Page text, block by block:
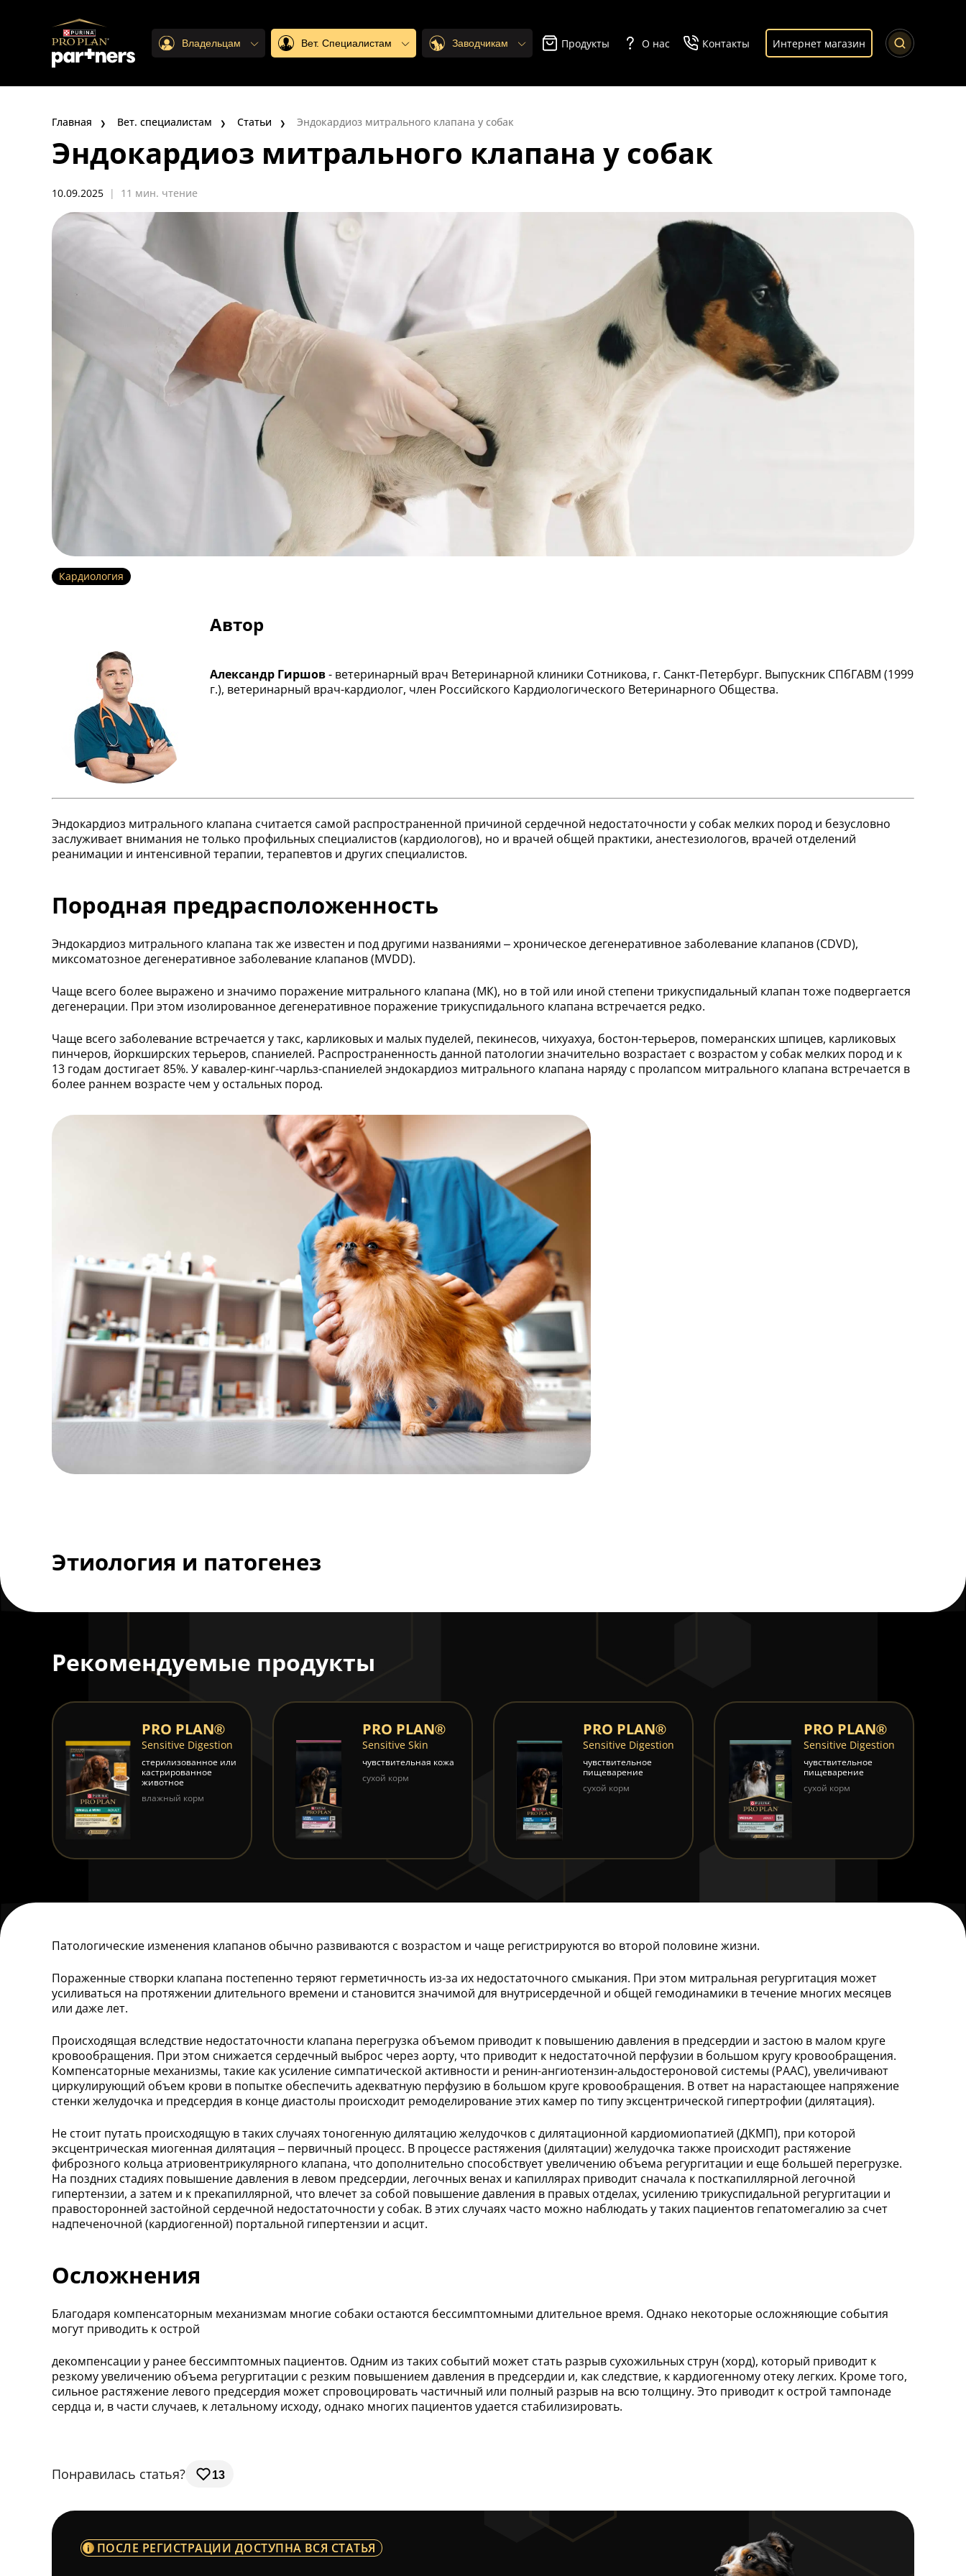
Владельцам Вет. Специалистам Заводчикам Продукты О нас Контакты Интернет магазин
Главная Вет. специалистам Статьи Эндокардиоз митрального клапана у собак
Эндокардиоз митрального клапана у собак
10.09.2025 | 11 мин. чтение
Кардиология
Автор
Александр Гиршов- ветеринарный врач Ветеринарной клиники Сотникова, г. Санкт-Петербург. Выпускник СПбГАВМ (1999
г.), ветеринарный врач-кардиолог, член Российского Кардиологического Ветеринарного Общества.
Эндокардиоз митрального клапана считается самой распространенной причиной сердечной недостаточности у собак мелких пород и безусловно
заслуживает внимания не только профильных специалистов (кардиологов), но и врачей общей практики, анестезиологов, врачей отделений
реанимации и интенсивной терапии, терапевтов и других специалистов.
Породная предрасположенность
Эндокардиоз митрального клапана так же известен и под другими названиями – хроническое дегенеративное заболевание клапанов (CDVD),
миксоматозное дегенеративное заболевание клапанов (MVDD).
Чаще всего более выражено и значимо поражение митрального клапана (МК), но в той или иной степени трикуспидальный клапан тоже подвергается
дегенерации. При этом изолированное дегенеративное поражение трикуспидального клапана встречается редко.
Чаще всего заболевание встречается у такс, карликовых и малых пуделей, пекинесов, чихуахуа, бостон-терьеров, померанских шпицев, карликовых
пинчеров, йоркширских терьеров, спаниелей. Распространенность данной патологии значительно возрастает с возрастом у собак мелких пород и к
13 годам достигает 85%. У кавалер-кинг-чарльз-спаниелей эндокардиоз митрального клапана наряду с пролапсом митрального клапана встречается в
более раннем возрасте чем у остальных пород.
Этиология и патогенез
Рекомендуемые продукты
PRO PLAN®
Sensitive Digestion
стерилизованное или
кастрированное
животное
влажный корм
PRO PLAN®
Sensitive Skin
чувствительная кожа
сухой корм
PRO PLAN®
Sensitive Digestion
чувствительное
пищеварение
сухой корм
PRO PLAN®
Sensitive Digestion
чувствительное
пищеварение
сухой корм
Патологические изменения клапанов обычно развиваются с возрастом и чаще регистрируются во второй половине жизни.
Пораженные створки клапана постепенно теряют герметичность из-за их недостаточного смыкания. При этом митральная регургитация может
усиливаться на протяжении длительного времени и становится значимой для внутрисердечной и общей гемодинамики в течение многих месяцев
или даже лет.
Происходящая вследствие недостаточности клапана перегрузка объемом приводит к повышению давления в предсердии и застою в малом круге
кровообращения. При этом снижается сердечный выброс через аорту, что приводит к недостаточной перфузии в большом кругу кровообращения.
Компенсаторные механизмы, такие как усиление симпатической активности и ренин-ангиотензин-альдостероновой системы (РААС), увеличивают
циркулирующий объем крови в попытке обеспечить адекватную перфузию в большом круге кровообращения. В ответ на нарастающее напряжение
стенки желудочка и предсердия в конце диастолы происходит ремоделирование этих камер по типу эксцентрической гипертрофии (дилятация).
Не стоит путать происходящую в таких случаях тоногенную дилятацию желудочков с дилятационной кардиомиопатией (ДКМП), при которой
эксцентрическая миогенная дилятация – первичный процесс. В процессе растяжения (дилятации) желудочка также происходит растяжение
фиброзного кольца атриовентрикулярного клапана, что дополнительно способствует увеличению объема регургитации и еще большей перегрузке.
На поздних стадиях повышение давления в левом предсердии, легочных венах и капиллярах приводит сначала к посткапиллярной легочной
гипертензии, а затем и к прекапиллярной, что влечет за собой повышение давления в правых отделах, усилению трикуспидальной регургитации и
правосторонней застойной сердечной недостаточности у собак. В этих случаях часто можно наблюдать у таких пациентов гепатомегалию за счет
надпеченочной (кардиогенной) портальной гипертензии и асцит.
Осложнения
Благодаря компенсаторным механизмам многие собаки остаются бессимптомными длительное время. Однако некоторые осложняющие события
могут приводить к острой
декомпенсации у ранее бессимптомных пациентов. Одним из таких событий может стать разрыв сухожильных струн (хорд), который приводит к
резкому увеличению объема регургитации с резким повышением давления в предсердии и, как следствие, к кардиогенному отеку легких. Кроме того,
сильное растяжение левого предсердия может спровоцировать частичный или полный разрыв на всю толщину. Это приводит к острой тампонаде
сердца и, в части случаев, к летальному исходу, однако многих пациентов удается стабилизировать.
Понравилась статья? 13
ПОСЛЕ РЕГИСТРАЦИИ ДОСТУПНА ВСЯ СТАТЬЯ